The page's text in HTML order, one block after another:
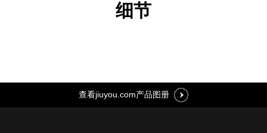
细节
查看jiuyou.com产品图册